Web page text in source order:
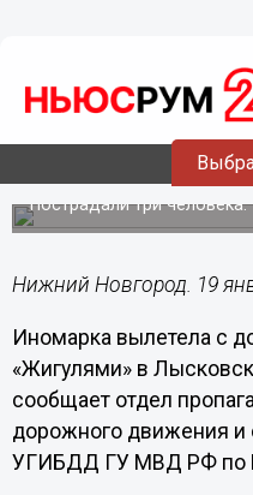
Иномарка
столкнулась с
Лысковском
Пострадали три человека.
Нижний Новгород. 19
Иномарка вылетела с
«Жигулями» в
сообщает отдел
дорожного движения и
УГИБДД ГУ МВД РФ по